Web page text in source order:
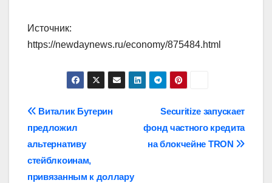
Источник:
https://newdaynews.ru/economy/875484.html
Навигация
по
записям
Securitize запускает
фонд частного кредита
на блокчейне TRON
Виталик Бутерин
предложил
альтернативу
стейблкоинам,
привязанным к доллару